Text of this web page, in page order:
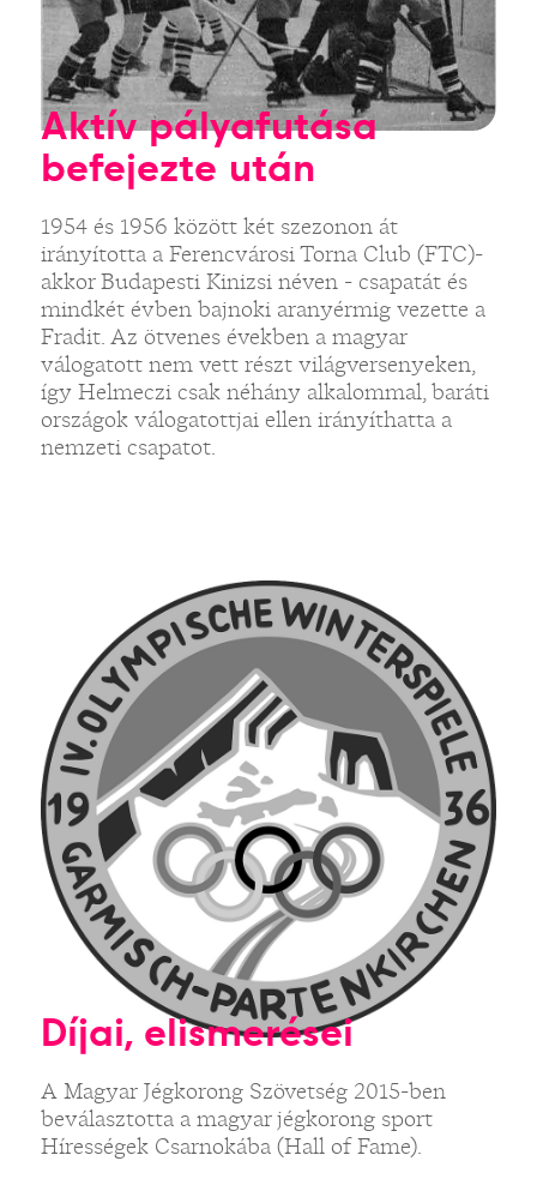
Aktív pályafutása
befejezte után
1954 és 1956 között két szezonon át
irányította a Ferencvárosi Torna Club (FTC)-
akkor Budapesti Kinizsi néven - csapatát és
mindkét évben bajnoki aranyérmig vezette a
Fradit. Az ötvenes években a magyar
válogatott nem vett részt világversenyeken,
így Helmeczi csak néhány alkalommal, baráti
országok válogatottjai ellen irányíthatta a
nemzeti csapatot.
Díjai, elismerései
A Magyar Jégkorong Szövetség 2015-ben
beválasztotta a magyar jégkorong sport
Hírességek Csarnokába (Hall of Fame).